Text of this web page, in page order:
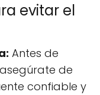
evitar el
Antes de
de
confiable y